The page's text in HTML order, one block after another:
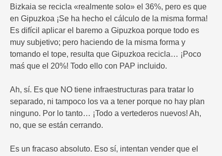
Bizkaia se recicla «realmente solo» el 36%, pero es que
en Gipuzkoa ¡Se ha hecho el cálculo de la misma forma!
Es difícil aplicar el baremo a Gipuzkoa porque todo es
muy subjetivo; pero haciendo de la misma forma y
tomando el tope, resulta que Gipuzkoa recicla… ¡Poco
maś que el 20%! Todo ello con PAP incluido.
Ah, sí. Es que NO tiene infraestructuras para tratar lo
separado, ni tampoco los va a tener porque no hay plan
ninguno. Por lo tanto… ¡Todo a vertederos nuevos! Ah,
no, que se están cerrando.
Es un fracaso absoluto. Eso sí, intentan vender que el